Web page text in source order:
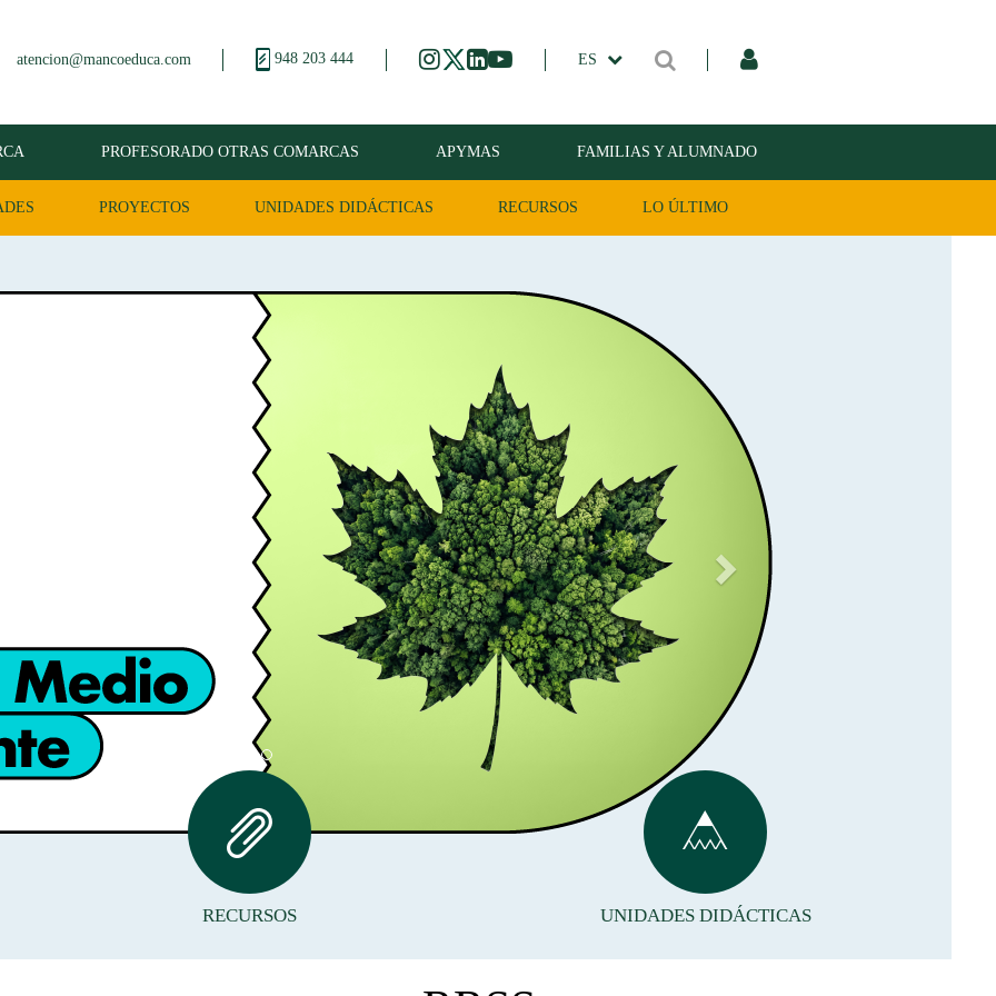
atencion@mancoeduca.com 948 203 444 ES
PROFESORADO OTRAS COMARCAS APYMAS FAMILIAS Y ALUMNADO
PROYECTOS UNIDADES DIDÁCTICAS RECURSOS LO ÚLTIMO
AmbienteRECURSOS UNIDADES DIDÁCTICAS